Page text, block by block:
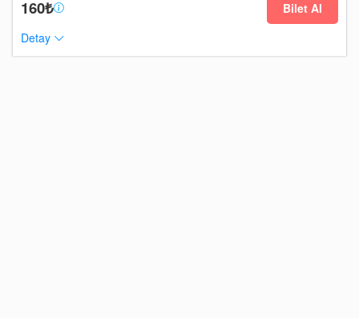
160₺
Bilet Al
Detay